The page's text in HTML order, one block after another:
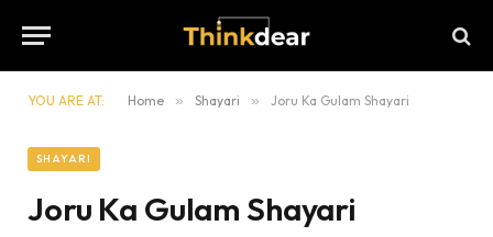
YOU ARE AT: Home » Shayari » Joru Ka Gulam Shayari
SHAYARI
Joru Ka Gulam Shayari